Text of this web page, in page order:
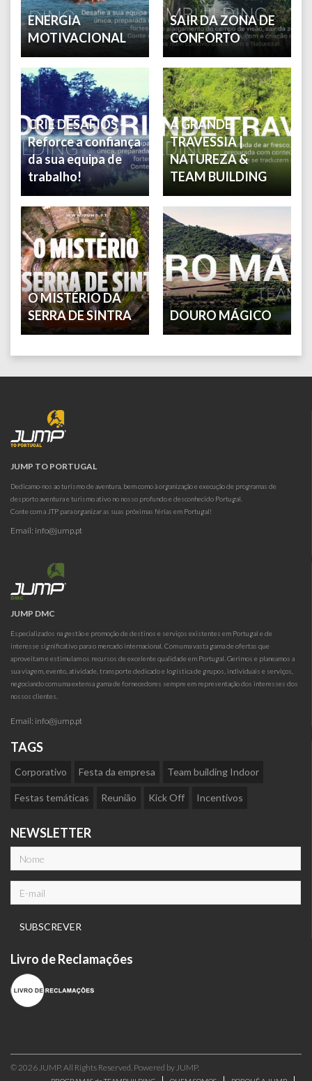
ENERGIA
MOTIVACIONAL
SAIR DA ZONA DE
CONFORTO
CRIE DESAFIOS -
Reforce a confiança
da sua equipa de
trabalho!
A GRANDE
TRAVESSIA |
NATUREZA &
TEAM BUILDING
O MISTÉRIO DA
SERRA DE SINTRA
DOURO MÁGICO
JUMP TO PORTUGAL
Dedicamo-nos ao turismo de aventura, bem como à organização e execução de programas de
desporto aventura e turismo ativo no nosso profundo e desconhecido Portugal.
Conte com a JTP para organizar as suas próximas férias em Portugal!
Email: info@jump.pt
JUMP DMC
Especializados na gestão e promoção de destinos e serviços existentes em Portugal e de
interesse significativo para o mercado internacional. Com uma vasta gama de ofertas que
aproveitam e estimulam os recursos de excelente qualidade em Portugal. Gerimos e planeamos a
sua viagem, evento, atividade, transporte dedicado e logística de grupos, individuais e serviços,
negociando com uma extensa gama de fornecedores sempre em representação dos interesses dos
nossos clientes.
Email: info@jump.pt
TAGS
Corporativo Festa da empresa Team building Indoor
Festas temáticas Reunião Kick Off Incentivos
NEWSLETTER
Livro de Reclamações
© 2026 JUMP. All Rights Reserved. Powered by JUMP.